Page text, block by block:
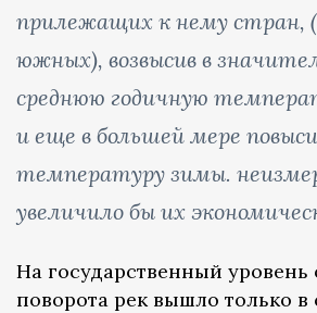
прилежащих к нему стран,
южных), возвысив в
среднюю годичную
и еще в большей мере
температуру зимы.
увеличило бы их
На государственный уровень
поворота рек вышло только в